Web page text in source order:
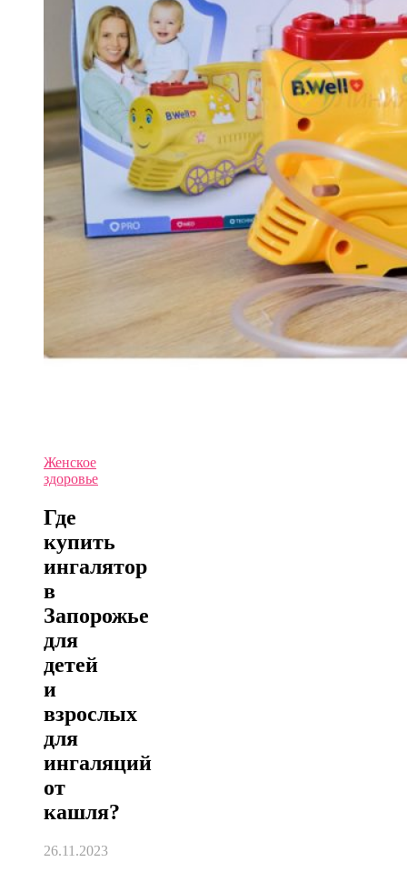
Женское
здоровье
Где
купить
ингалятор
в
Запорожье
для
детей
и
взрослых
для
ингаляций
от
кашля?
26.11.2023